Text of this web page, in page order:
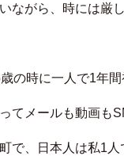
ながら、時には厳
の時に⼀⼈で1年間
てメールも動画も
で、⽇本⼈は私1⼈